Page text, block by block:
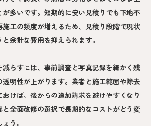
多いです。短期的に安い見積りでも下地不
施工の頻度が増えるため、見積り段階で現状
余計な費用を抑えられます。
らすには、事前調査と写真記録を細かく残
透明性が上がります。業者と施工範囲や除去
けば、後からの追加請求を避けやすくなり
と全面改修の選択で長期的なコストがどう変
う。